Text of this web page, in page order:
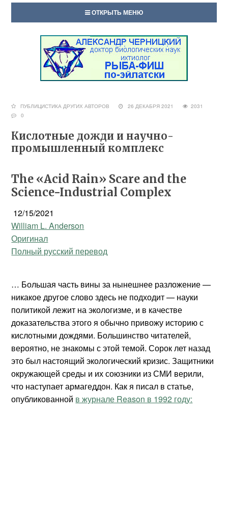
ОТКРЫТЬ МЕНЮ
ПУБЛИЦИСТИКА ДРУГИХ АВТОРОВ 26 ДЕКАБРЯ 2021
2031
0
Кислотные дожди и научно-
промышленный комплекс
The «Acid Rain» Scare and the
Science-Industrial Complex
12/15/2021
William L. Anderson
Оригинал
Полный русский перевод
… Большая часть вины за нынешнее разложение —
никакое другое слово здесь не подходит — науки
политикой лежит на экологизме, и в качестве
доказательства этого я обычно привожу историю с
кислотными дождями. Большинство читателей,
вероятно, не знакомы с этой темой. Сорок лет назад
это был настоящий экологический кризис. Защитники
окружающей среды и их союзники из СМИ верили,
что наступает армагеддон. Как я писал в статье,
опубликованной в журнале Reason в 1992 году: